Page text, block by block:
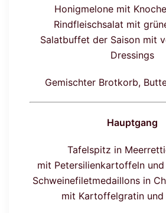
Honigmelone mit
Rindfleischsalat mit
Salatbuffet der Saison mit
Dressings
Gemischter Brotkorb,
Hauptgang
Tafelspitz in
mit Petersilienkartoffeln
Schweinefiletmedaillons in
mit Kartoffelgratin und